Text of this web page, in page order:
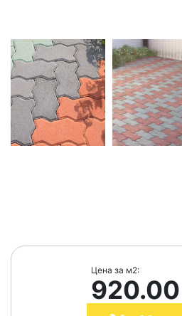
Цена за м2:
920.00